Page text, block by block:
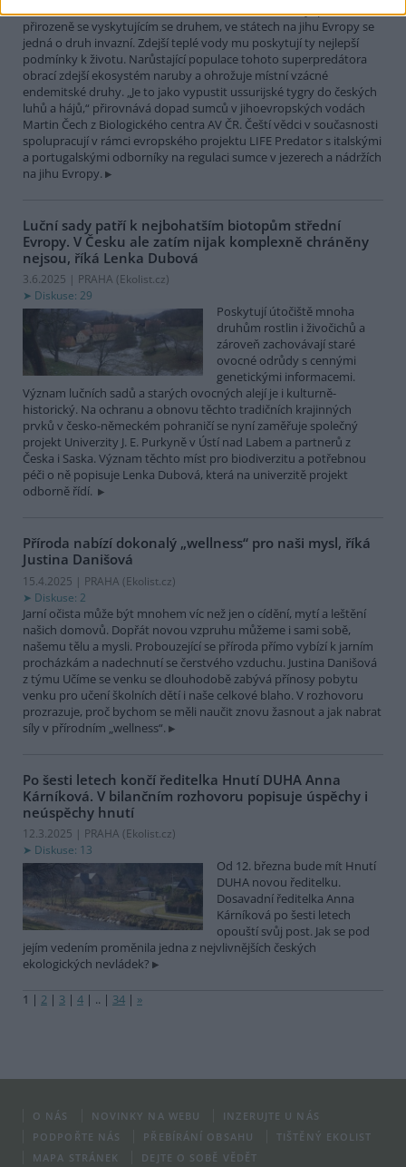
v našich vodách je původním
přirozeně se vyskytujícím se druhem, ve státech na jihu Evropy se
jedná o druh invazní. Zdejší teplé vody mu poskytují ty nejlepší
podmínky k životu. Narůstající populace tohoto superpredátora
obrací zdejší ekosystém naruby a ohrožuje místní vzácné
endemitské druhy. „Je to jako vypustit ussurijské tygry do českých
luhů a hájů,“ přirovnává dopad sumců v jihoevropských vodách
Martin Čech z Biologického centra AV ČR. Čeští vědci v současnosti
spolupracují v rámci evropského projektu LIFE Predator s italskými
a portugalskými odborníky na regulaci sumce v jezerech a nádržích
na jihu Evropy.
Luční sady patří k nejbohatším biotopům střední
Evropy. V Česku ale zatím nijak komplexně chráněny
nejsou, říká Lenka Dubová
3.6.2025 | PRAHA (Ekolist.cz)
Diskuse: 29
Poskytují útočiště mnoha
druhům rostlin i živočichů a
zároveň zachovávají staré
ovocné odrůdy s cennými
genetickými informacemi.
Význam lučních sadů a starých ovocných alejí je i kulturně-
historický. Na ochranu a obnovu těchto tradičních krajinných
prvků v česko-německém pohraničí se nyní zaměřuje společný
projekt Univerzity J. E. Purkyně v Ústí nad Labem a partnerů z
Česka i Saska. Význam těchto míst pro biodiverzitu a potřebnou
péči o ně popisuje Lenka Dubová, která na univerzitě projekt
odborně řídí.
Příroda nabízí dokonalý „wellness“ pro naši mysl, říká
Justina Danišová
15.4.2025 | PRAHA (Ekolist.cz)
Diskuse: 2
Jarní očista může být mnohem víc než jen o cídění, mytí a leštění
našich domovů. Dopřát novou vzpruhu můžeme i sami sobě,
našemu tělu a mysli. Probouzející se příroda přímo vybízí k jarním
procházkám a nadechnutí se čerstvého vzduchu. Justina Danišová
z týmu Učíme se venku se dlouhodobě zabývá přínosy pobytu
venku pro učení školních dětí i naše celkové blaho. V rozhovoru
prozrazuje, proč bychom se měli naučit znovu žasnout a jak nabrat
síly v přírodním „wellness“.
Po šesti letech končí ředitelka Hnutí DUHA Anna
Kárníková. V bilančním rozhovoru popisuje úspěchy i
neúspěchy hnutí
12.3.2025 | PRAHA (Ekolist.cz)
Diskuse: 13
Od 12. března bude mít Hnutí
DUHA novou ředitelku.
Dosavadní ředitelka Anna
Kárníková po šesti letech
opouští svůj post. Jak se pod
jejím vedením proměnila jedna z nejvlivnějších českých
ekologických nevládek?
1 | 2 | 3 | 4 | .. | 34 | »
O NÁS NOVINKY NA WEBU
INZERUJTE U NÁS
PODPOŘTE NÁS
PŘEBÍRÁNÍ OBSAHU
TIŠTĚNÝ EKOLIST
MAPA STRÁNEK
DEJTE O SOBĚ VĚDĚT